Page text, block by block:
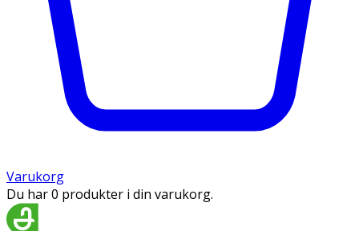
Varukorg
Du har 0 produkter i din varukorg.